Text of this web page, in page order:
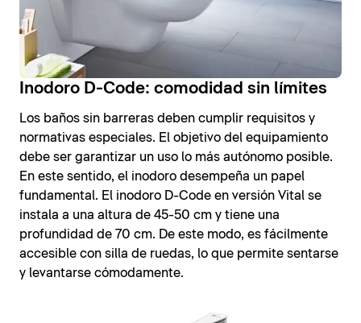
Inodoro D-Code: comodidad sin límites
Los baños sin barreras deben cumplir requisitos y
normativas especiales. El objetivo del equipamiento
debe ser garantizar un uso lo más autónomo posible.
En este sentido, el inodoro desempeña un papel
fundamental. El inodoro D-Code en versión Vital se
instala a una altura de 45-50 cm y tiene una
profundidad de 70 cm. De este modo, es fácilmente
accesible con silla de ruedas, lo que permite sentarse
y levantarse cómodamente.